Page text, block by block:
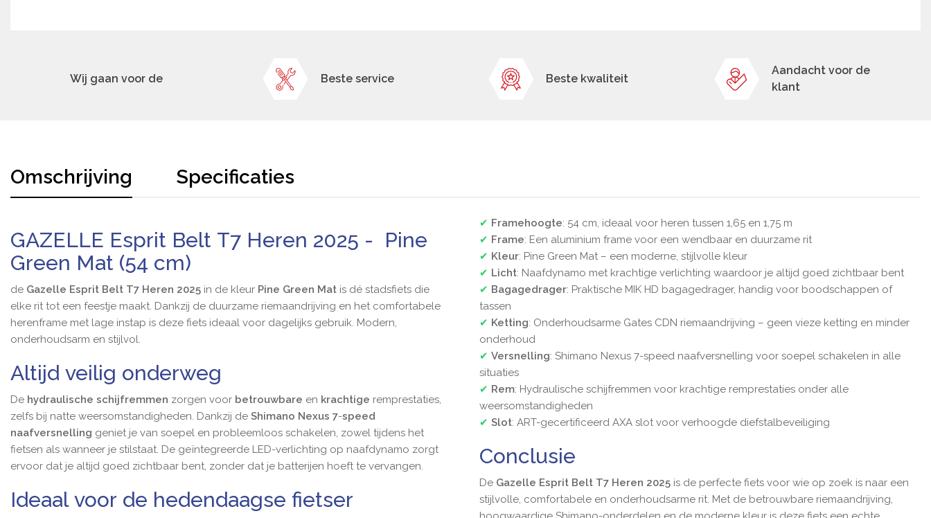
Wij gaan voor de Beste service Beste kwaliteit
Aandacht voor de
klant
Omschrijving Specificaties
GAZELLE Esprit Belt T7 Heren 2025 - Pine
Green Mat (54 cm)
de Gazelle Esprit Belt T7 Heren 2025 in de kleur Pine Green Mat is dé stadsfiets die
elke rit tot een feestje maakt. Dankzij de duurzame riemaandrijving en het comfortabele
herenframe met lage instap is deze fiets ideaal voor dagelijks gebruik. Modern,
onderhoudsarm en stijlvol.
Altijd veilig onderweg
De hydraulische schijfremmen zorgen voor betrouwbare en krachtige remprestaties,
zelfs bij natte weersomstandigheden. Dankzij de Shimano Nexus 7-speed
naafversnelling geniet je van soepel en probleemloos schakelen, zowel tijdens het
fietsen als wanneer je stilstaat. De geïntegreerde LED-verlichting op naafdynamo zorgt
ervoor dat je altijd goed zichtbaar bent, zonder dat je batterijen hoeft te vervangen.
Ideaal voor de hedendaagse fietser
✔ Framehoogte: 54 cm, ideaal voor heren tussen 1,65 en 1,75 m
✔ Frame: Een aluminium frame voor een wendbaar en duurzame rit
✔ Kleur: Pine Green Mat – een moderne, stijlvolle kleur
✔ Licht: Naafdynamo met krachtige verlichting waardoor je altijd goed zichtbaar bent
✔ Bagagedrager: Praktische MIK HD bagagedrager, handig voor boodschappen of
tassen
✔ Ketting: Onderhoudsarme Gates CDN riemaandrijving – geen vieze ketting en minder
onderhoud
✔ Versnelling: Shimano Nexus 7-speed naafversnelling voor soepel schakelen in alle
situaties
✔ Rem: Hydraulische schijfremmen voor krachtige remprestaties onder alle
weersomstandigheden
✔ Slot: ART-gecertificeerd AXA slot voor verhoogde diefstalbeveiliging
Conclusie
De Gazelle Esprit Belt T7 Heren 2025 is de perfecte fiets voor wie op zoek is naar een
stijlvolle, comfortabele en onderhoudsarme rit. Met de betrouwbare riemaandrijving,